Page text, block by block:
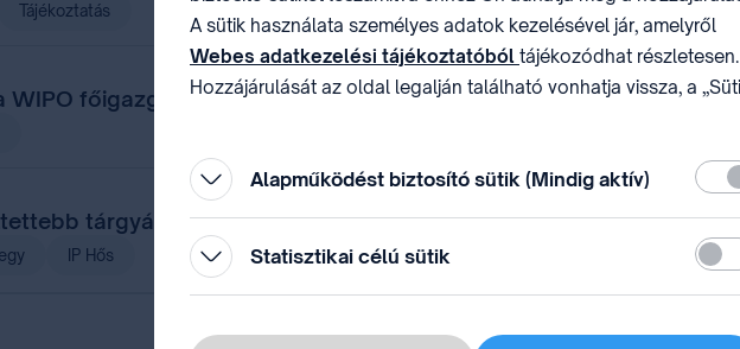
Tájékoztatás
WIPO főigazgatójával
tárgyát – a VB-trófea története
IP Hős
A sütik használata személyes adatok kezelésével jár, amelyről
Webes adatkezelési tájékoztatóból tájékozódhat részletesen.
Hozzájárulását az oldal legalján található vonhatja vissza, a „Süti
Alapműködést biztosító sütik (Mindig aktív)
Statisztikai célú sütik